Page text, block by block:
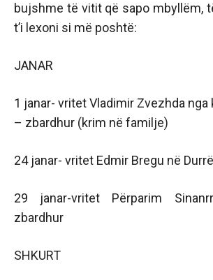
bujshme të vitit që sapo mbyllëm,
t’i lexoni si më poshtë:
JANAR
1 janar- vritet Vladimir Zvezhda nga
– zbardhur (krim në familje)
24 janar- vritet Edmir Bregu në
29 janar-vritet Përparim
zbardhur
SHKURT